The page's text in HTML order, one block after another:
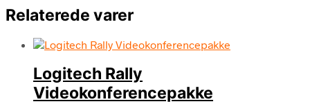
Relaterede varer
Logitech Rally
Videokonferencepakke